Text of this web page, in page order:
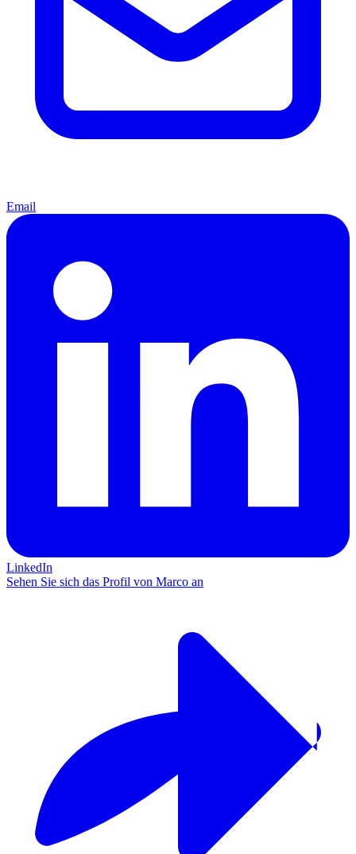
Email
LinkedIn
Sehen Sie sich das Profil von Marco an